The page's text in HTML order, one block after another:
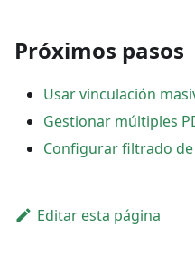
Próximos pasos
Usar vinculación
Gestionar múltiples
Configurar filtrado
Editar esta página